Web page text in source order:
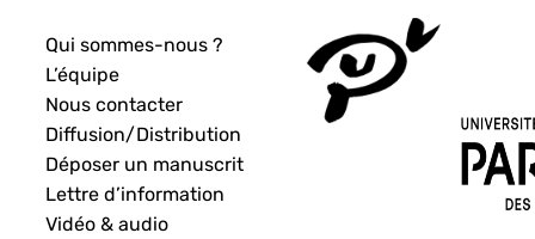
Qui sommes-nous ?
L’équipe
Nous contacter
Diffusion/Distribution
Déposer un manuscrit
Lettre d’information
Vidéo & audio